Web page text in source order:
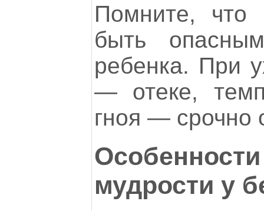
Помните, что
быть
ребенка. При
— отеке,
гноя — срочно
мудрости у